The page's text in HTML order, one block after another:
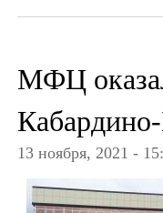
МФЦ
13 ноября, 2021 -